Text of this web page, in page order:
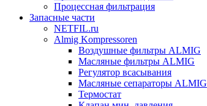
Процессная фильтрация
Запасные части
NETFIL.ru
Almig Kompressoren
Воздушные фильтры ALMIG
Масляные фильтры ALMIG
Регулятор всасывания
Масляные сепараторы ALMIG
Термостат